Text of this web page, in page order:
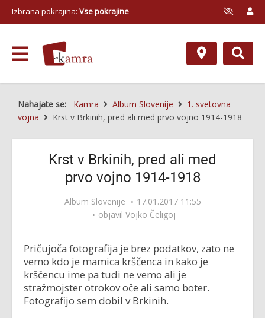
Izbrana pokrajina: Vse pokrajine
Nahajate se: Kamra Album Slovenije
1. svetovna
vojna
Krst v Brkinih, pred ali med prvo vojno 1914-1918
Krst v Brkinih, pred ali med
prvo vojno 1914-1918
Album Slovenije
17.01.2017 11:55
objavil Vojko Čeligoj
Pričujoča fotografija je brez podatkov, zato ne
vemo kdo je mamica krščenca in kako je
krščencu ime pa tudi ne vemo ali je
stražmojster otrokov oče ali samo boter.
Fotografijo sem dobil v Brkinih.